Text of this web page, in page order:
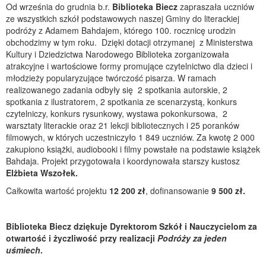
Od września do grudnia b.r. Biblioteka Biecz zapraszała uczniów
ze wszystkich szkół podstawowych naszej Gminy do literackiej
podróży z Adamem Bahdajem, którego 100. rocznicę urodzin
obchodzimy w tym roku. Dzięki dotacji otrzymanej z Ministerstwa
Kultury i Dziedzictwa Narodowego Biblioteka zorganizowała
atrakcyjne i wartościowe formy promujące czytelnictwo dla dzieci i
młodzieży popularyzujące twórczość pisarza. W ramach
realizowanego zadania odbyły się 2 spotkania autorskie, 2
spotkania z ilustratorem, 2 spotkania ze scenarzystą, konkurs
czytelniczy, konkurs rysunkowy, wystawa pokonkursowa, 2
warsztaty literackie oraz 21 lekcji bibliotecznych i 25 poranków
filmowych, w których uczestniczyło 1 849 uczniów. Za kwotę 2 000
zakupiono książki, audiobooki i filmy powstałe na podstawie książek
Bahdaja. Projekt przygotowała i koordynowała starszy kustosz
Elżbieta Wszołek.
Całkowita wartość projektu 12 200 zł, dofinansowanie 9 500 zł.
Biblioteka Biecz dziękuje Dyrektorom Szkół i Nauczycielom za
otwartość i życzliwość przy realizacji Podróży za jeden
uśmiech.